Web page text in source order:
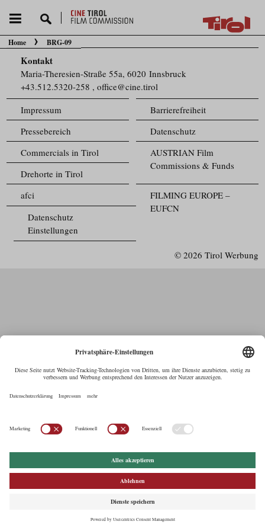
Sie befinden sich hier:
Home BRG-09
Kontakt
Maria-Theresien-Straße 55a, 6020 Innsbruck
+43.512.5320-258 ,office@cine.tirol
Impressum
Barrierefreiheit
Pressebereich
Datenschutz
Commercials in Tirol
AUSTRIAN Film
Commissions & Funds
Drehorte in Tirol
FILMING EUROPE –
EUFCN
afci
Datenschutz
Einstellungen
© 2026 Tirol Werbung